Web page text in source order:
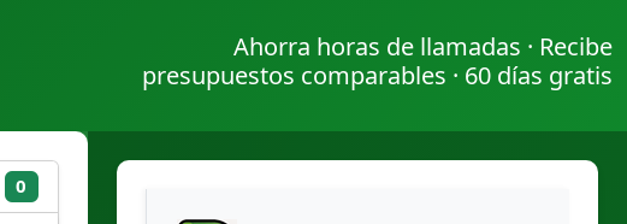
Ahorra horas de llamadas · Recibe
presupuestos comparables · 60 días gratis
0